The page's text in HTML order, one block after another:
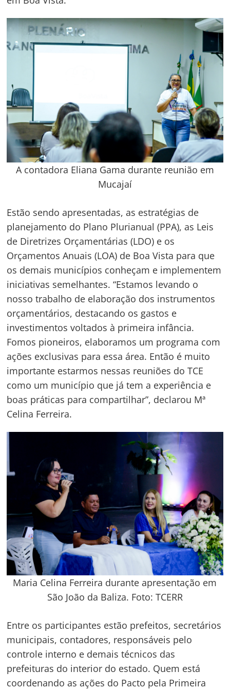
A contadora Eliana Gama durante reunião em
Mucajaí
Estão sendo apresentadas, as estratégias de
planejamento do Plano Plurianual (PPA), as Leis
de Diretrizes Orçamentárias (LDO) e os
Orçamentos Anuais (LOA) de Boa Vista para que
os demais municípios conheçam e implementem
iniciativas semelhantes. “Estamos levando o
nosso trabalho de elaboração dos instrumentos
orçamentários, destacando os gastos e
investimentos voltados à primeira infância.
Fomos pioneiros, elaboramos um programa com
ações exclusivas para essa área. Então é muito
importante estarmos nessas reuniões do TCE
como um município que já tem a experiência e
boas práticas para compartilhar”, declarou Mª
Celina Ferreira.
Maria Celina Ferreira durante apresentação em
São João da Baliza. Foto: TCERR
Entre os participantes estão prefeitos, secretários
municipais, contadores, responsáveis pelo
controle interno e demais técnicos das
prefeituras do interior do estado. Quem está
coordenando as ações do Pacto pela Primeira